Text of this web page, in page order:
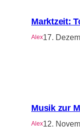
Marktzeit:
Alex17.
Musik zur
Alex12.